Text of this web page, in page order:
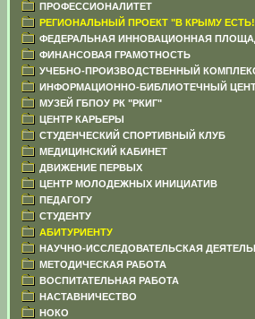
ПРОФЕССИОНАЛИТЕТ
РЕГИОНАЛЬНЫЙ ПРОЕКТ "В КРЫМУ
ФЕДЕРАЛЬНАЯ ИННОВАЦИОННАЯ
ФИНАНСОВАЯ ГРАМОТНОСТЬ
УЧЕБНО-ПРОИЗВОДСТВЕННЫЙ
ИНФОРМАЦИОННО-БИБЛИОТЕЧНЫЙ
МУЗЕЙ ГБПОУ РК "РКИГ"
ЦЕНТР КАРЬЕРЫ
СТУДЕНЧЕСКИЙ СПОРТИВНЫЙ КЛУБ
МЕДИЦИНСКИЙ КАБИНЕТ
ДВИЖЕНИЕ ПЕРВЫХ
ЦЕНТР МОЛОДЕЖНЫХ ИНИЦИАТИВ
ПЕДАГОГУ
СТУДЕНТУ
АБИТУРИЕНТУ
НАУЧНО-ИССЛЕДОВАТЕЛЬСКАЯ
МЕТОДИЧЕСКАЯ РАБОТА
ВОСПИТАТЕЛЬНАЯ РАБОТА
НАСТАВНИЧЕСТВО
НОКО